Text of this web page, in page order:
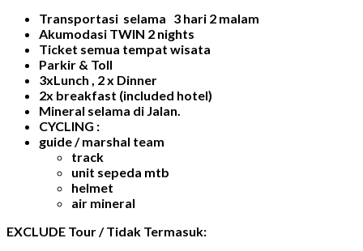
Transportasi selama 3 hari 2 malam
Akumodasi TWIN 2 nights
Ticket semua tempat wisata
Parkir & Toll
3xLunch , 2 x Dinner
2x breakfast (included hotel)
Mineral selama di Jalan.
CYCLING :
guide / marshal team
track
unit sepeda mtb
helmet
air mineral
EXCLUDE Tour / Tidak Termasuk: